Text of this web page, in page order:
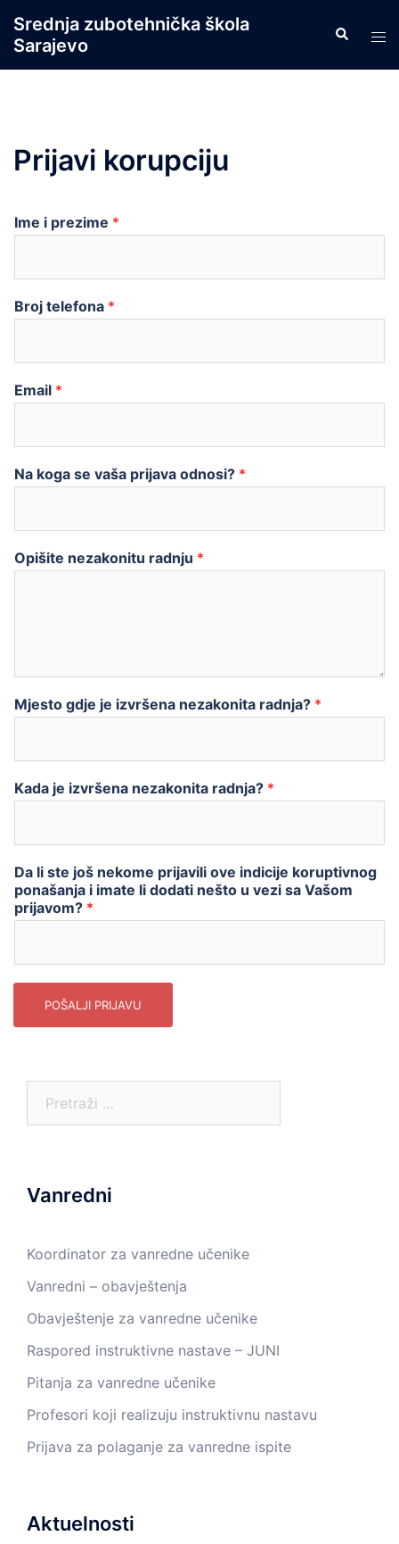
content
Srednja zubotehnička škola
Sarajevo
Search
Prijavi korupciju
Ime i prezime *
Broj telefona *
Email *
Na koga se vaša prijava odnosi? *
Opišite nezakonitu radnju *
Mjesto gdje je izvršena nezakonita radnja? *
Kada je izvršena nezakonita radnja? *
Da li ste još nekome prijavili ove indicije koruptivnog
ponašanja i imate li dodati nešto u vezi sa Vašom
prijavom? *
POŠALJI PRIJAVU
Vanredni
Koordinator za vanredne učenike
Vanredni – obavještenja
Obavještenje za vanredne učenike
Raspored instruktivne nastave – JUNI
Pitanja za vanredne učenike
Profesori koji realizuju instruktivnu nastavu
Prijava za polaganje za vanredne ispite
Aktuelnosti